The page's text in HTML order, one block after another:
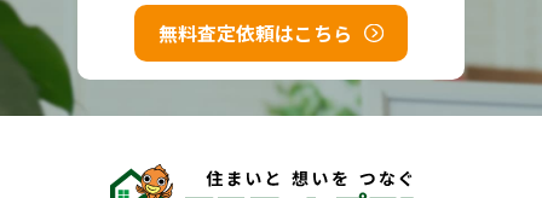
無料査定依頼はこちら